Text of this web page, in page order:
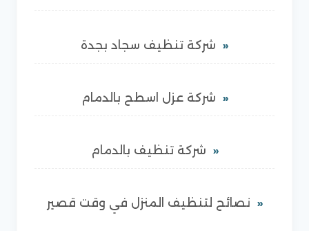
شركة تنظيف سجاد بجدة
شركة عزل اسطح بالدمام
شركة تنظيف بالدمام
نصائح لتنظيف المنزل في وقت قصير